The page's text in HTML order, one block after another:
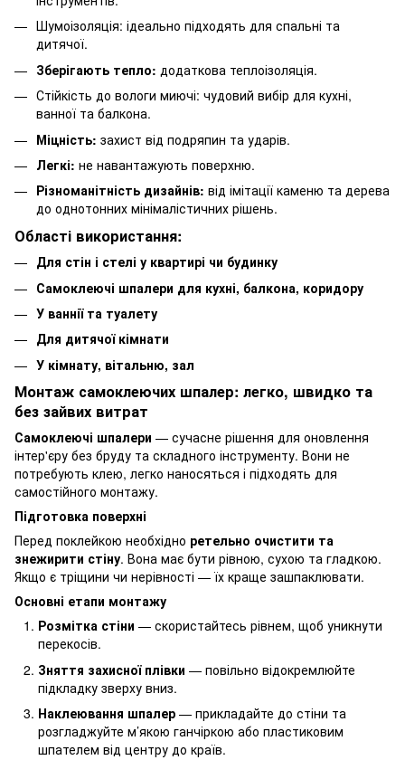
Шумоізоляція: ідеально підходять для спальні та
дитячої.
Зберігають тепло: додаткова теплоізоляція.
Стійкість до вологи миючі: чудовий вибір для кухні,
ванної та балкона.
Міцність: захист від подряпин та ударів.
Легкі: не навантажують поверхню.
Різноманітність дизайнів: від імітації каменю та дерева
до однотонних мінімалістичних рішень.
Області використання:
Для стін і стелі у квартирі чи будинку
Самоклеючі шпалери для кухні, балкона, коридору
У ваннії та туалету
Для дитячої кімнати
У кімнату, вітальню, зал
Монтаж самоклеючих шпалер: легко, швидко та
без зайвих витрат
Самоклеючі шпалери — сучасне рішення для оновлення
інтер'єру без бруду та складного інструменту. Вони не
потребують клею, легко наносяться і підходять для
самостійного монтажу.
Підготовка поверхні
Перед поклейкою необхідно ретельно очистити та
знежирити стіну. Вона має бути рівною, сухою та гладкою.
Якщо є тріщини чи нерівності — їх краще зашпаклювати.
Основні етапи монтажу
Розмітка стіни — скористайтесь рівнем, щоб уникнути
перекосів.
Зняття захисної плівки — повільно відокремлюйте
підкладку зверху вниз.
Наклеювання шпалер — прикладайте до стіни та
розгладжуйте м’якою ганчіркою або пластиковим
шпателем від центру до країв.